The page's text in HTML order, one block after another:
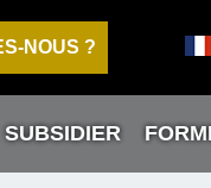
NOUS ?
SUBSIDIER